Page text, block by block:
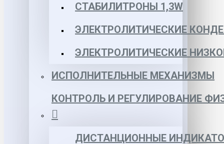
СТАБИЛИТРОНЫ 1,3W
ЭЛЕКТРОЛИТИЧЕСКИЕ
ЭЛЕКТРОЛИТИЧЕСКИЕ
ИСПОЛНИТЕЛЬНЫЕ МЕХАНИЗМЫ
КОНТРОЛЬ И РЕГУЛИРОВАНИЕ
ДИСТАНЦИОННЫЕ